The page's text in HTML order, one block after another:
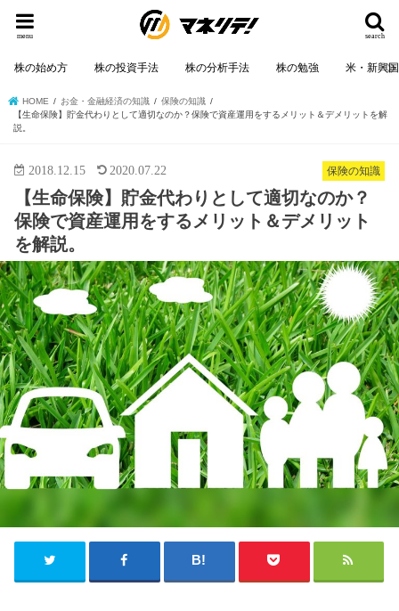
search
menu
株の始め方 株の投資手法 株の分析手法 株の勉強 米・新興
HOME お金・金融経済の知識
保険の知識
【生命保険】貯金代わりとして適切なのか？保険で資産運用をするメリット＆デメリットを解
説。
保険の知識
2018.12.15 2020.07.22
【生命保険】貯金代わりとして適切なのか？
保険で資産運用をするメリット＆デメリット
を解説。